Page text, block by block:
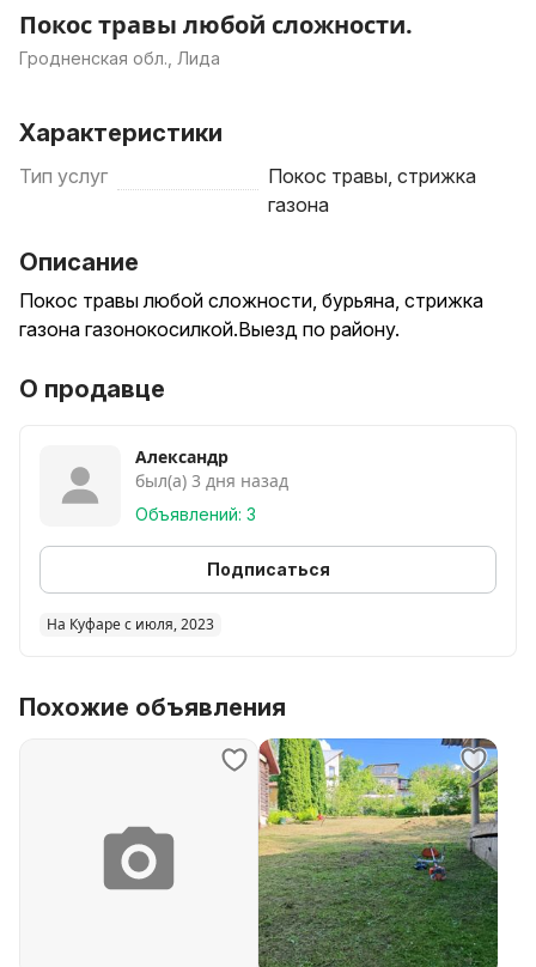
Покос травы любой сложности.
Гродненская обл., Лида
Характеристики
Тип услуг
Покос травы, стрижка
газона
Описание
Покос травы любой сложности, бурьяна, стрижка
газона газонокосилкой.Выезд по району.
О продавце
Александр
был(а) 3 дня назад
Объявлений: 3
Подписаться
На Куфаре с июля, 2023
Похожие объявления